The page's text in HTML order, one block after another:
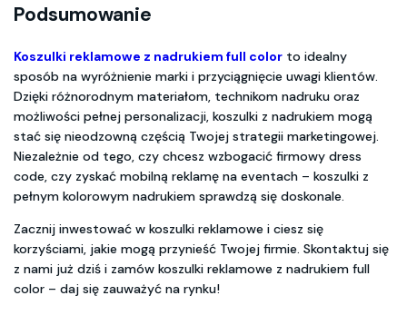
Podsumowanie
Koszulki reklamowe z nadrukiem full color to idealny
sposób na wyróżnienie marki i przyciągnięcie uwagi klientów.
Dzięki różnorodnym materiałom, technikom nadruku oraz
możliwości pełnej personalizacji, koszulki z nadrukiem mogą
stać się nieodzowną częścią Twojej strategii marketingowej.
Niezależnie od tego, czy chcesz wzbogacić firmowy dress
code, czy zyskać mobilną reklamę na eventach – koszulki z
pełnym kolorowym nadrukiem sprawdzą się doskonale.
Zacznij inwestować w koszulki reklamowe i ciesz się
korzyściami, jakie mogą przynieść Twojej firmie. Skontaktuj się
z nami już dziś i zamów koszulki reklamowe z nadrukiem full
color – daj się zauważyć na rynku!